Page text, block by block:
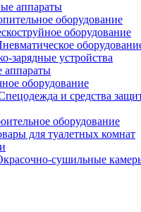
аппараты
оборудование
оборудование
зарядные устройства
аппараты
оборудование
и средства
оборудование
для туалетных комнат
сушильные